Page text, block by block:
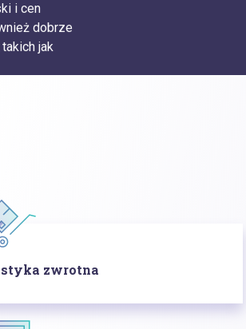
i cen
dobrze
jak
zwrotna